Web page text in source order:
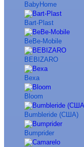
BabyHome
Bart-Plast
BeBe-Mobile
BEBIZARO
Bexa
Bloom
Bumbleride (США)
Bumprider